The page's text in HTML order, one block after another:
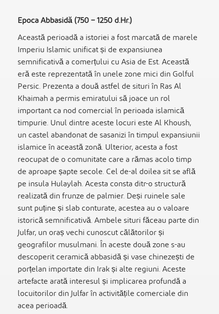
Epoca Abbasidă (750 – 1250 d.Hr.)
Această perioadă a istoriei a fost marcată de marele
Imperiu Islamic unificat și de expansiunea
semnificativă a comerțului cu Asia de Est. Această
eră este reprezentată în unele zone mici din Golful
Persic. Prezenta a două astfel de situri în Ras Al
Khaimah a permis emiratului să joace un rol
important ca nod comercial în perioada islamică
timpurie. Unul dintre aceste locuri este Al Khoush,
un castel abandonat de sasanizi în timpul expansiunii
islamice în această zonă. Ulterior, acesta a fost
reocupat de o comunitate care a rămas acolo timp
de aproape șapte secole. Cel de-al doilea sit se află
pe insula Hulaylah. Acesta consta ditr-o structură
realizată din frunze de palmier. Deși ruinele sale
sunt puține și slab conturate, acestea au o valoare
istorică semnificativă. Ambele situri făceau parte din
Julfar, un oraș vechi cunoscut călătorilor și
geografilor musulmani. În aceste două zone s-au
descoperit ceramică abbasidă și vase chinezești de
porțelan importate din Irak și alte regiuni. Aceste
artefacte arată interesul și implicarea profundă a
locuitorilor din Julfar în activitățile comerciale din
acea perioadă.